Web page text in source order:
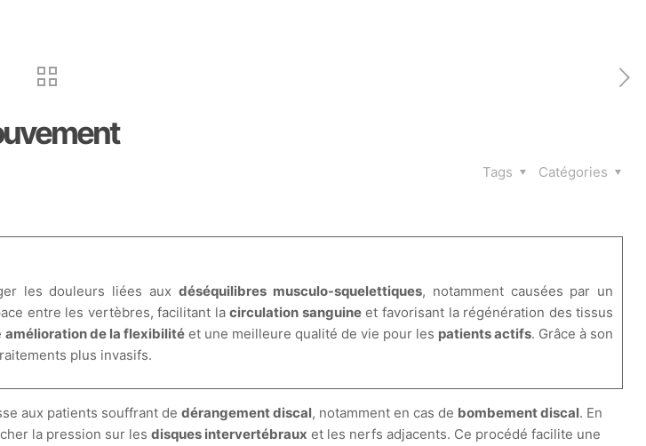
Catégories
Tags
les douleurs liées aux déséquilibres musculo-squelettiques, notamment causées par un
entre les vertèbres, facilitant lacirculation sanguineet favorisant la régénération des tissus
amélioration de la flexibilitéet une meilleure qualité de vie pour les patients actifs. Grâce à son
plus invasifs.
aux patients souffrant dedérangement discal, notamment en cas de bombement discal. En
la pression sur lesdisques intervertébraux et les nerfs adjacents. Ce procédé facilite une